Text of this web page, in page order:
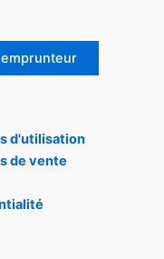
d'utilisation
de vente